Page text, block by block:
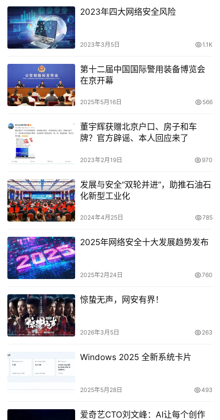
2023年四大网络安全风险
2023年3月5日 1.1K
第十二届中国国际警用装备博览会
在京开幕
2025年5月16日 566
董宇辉获赠北京户口、房子和车
牌？官方辟谣、本人回应来了
2023年2月19日 970
发展与安全“双轮并进”，助推石油石
化新型工业化
2024年4月25日 785
2025年网络安全十大发展趋势发布
2025年2月24日 760
惊蛰无声，网安有界！
2026年3月5日 263
Windows 2025 全新系统卡片
2025年5月28日 493
爱奇艺CTO刘文峰：AI让每个创作